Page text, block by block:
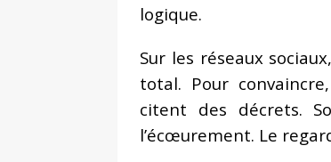
logique.
Sur les réseaux
total. Pour
citent des décrets.
l’écœurement. Le